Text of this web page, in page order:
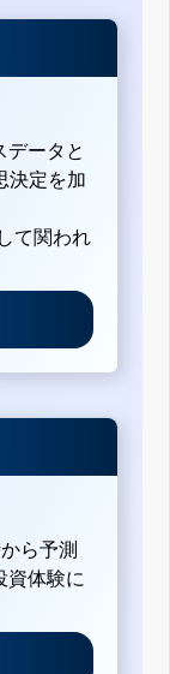
データと
決定を加
て関われ
ら予測
資体験に